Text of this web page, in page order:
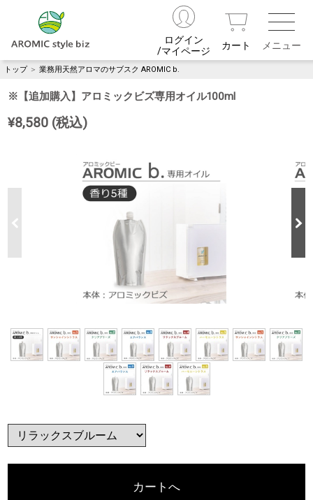
ログイン
/マイページ
カート
トップ ＞ 業務用天然アロマのサブスク AROMIC b.
※【追加購入】アロミックビズ専用オイル100ml
¥8,580 (税込)
カートへ